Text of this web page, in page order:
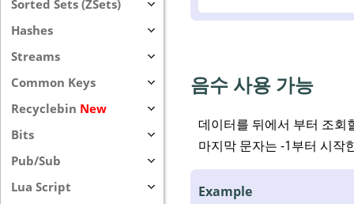
Sorted Sets (ZSets)
Hashes
Streams
Common Keys
Recyclebin New
Bits
Pub/Sub
Lua Script
음수 사용 가능
데이터를 뒤에서 부터 조회
마지막 문자는 -1부터 시작
Example